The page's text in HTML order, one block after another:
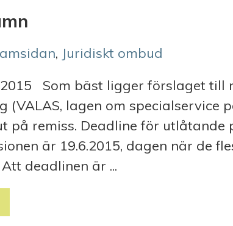
, Juridiskt ombud
Som bäst ligger förslaget till
(VALAS, lagen om specialservice
på remiss. Deadline för utlåtande
är 19.6.2015, dagen när de
deadlinen är ...